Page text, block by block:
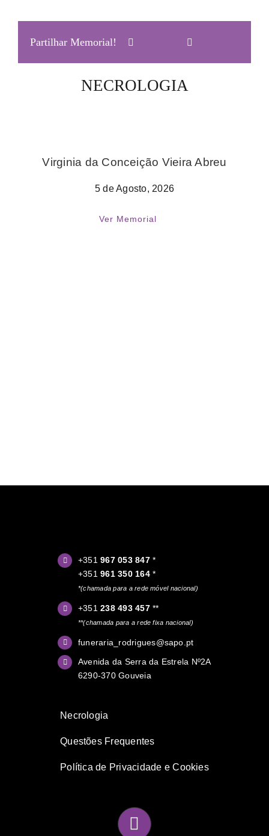
Partilhar Memorial!
NECROLOGIA
Virginia da Conceição Vieira Abreu
5 de Agosto, 2026
Ver Memorial
+351967 053 847*
+351961 350 164*
*(chamada para a rede móvel nacional)
+351238 493 457**
**(chamada para a rede fixa nacional)
funeraria_rodrigues@sapo.pt
Avenida da Serra da Estrela Nº2A
6290-370 Gouveia
Necrologia
Questões Frequentes
Política de Privacidade e Cookies